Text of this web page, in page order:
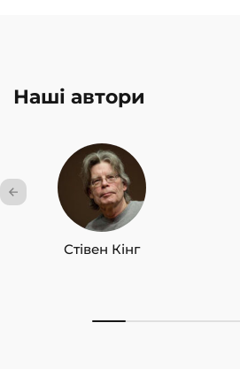
Наші автори
Стівен Кінг